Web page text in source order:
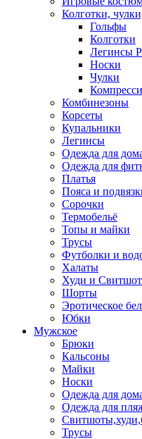
Колготки,
Гольфы
Колготки
Легинсы
Носки
Чулки
Комбинезоны
Корсеты
Купальники
Легинсы
Одежда для
Одежда для
Платья
Пояса и
Сорочки
Термобельё
Топы и майки
Трусы
Футболки и
Халаты
Худи и
Шорты
Эротическое
Юбки
Мужское
Брюки
Кальсоны
Майки
Носки
Одежда для
Одежда для
Трусы